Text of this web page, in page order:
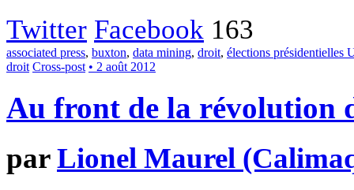
Twitter Facebook 163
associated press, buxton, data mining, droit, élections présidentielles
droit Cross-post • 2 août 2012
Au front de la révolution
parLionel Maurel